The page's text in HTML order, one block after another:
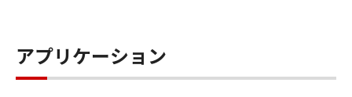
アプリケーション